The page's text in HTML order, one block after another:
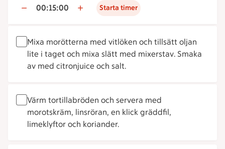
00:15:00 Starta timer
Mixa morötterna med vitlöken och tillsätt oljan
lite i taget och mixa slätt med mixerstav. Smaka
av med citronjuice och salt.
Värm tortillabröden och servera med
morotskräm, linsröran, en klick gräddfil,
limeklyftor och koriander.